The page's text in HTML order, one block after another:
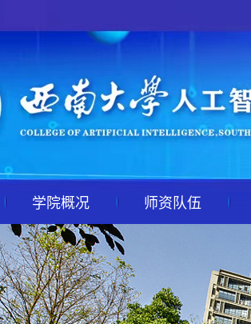
学院概况 师资队伍